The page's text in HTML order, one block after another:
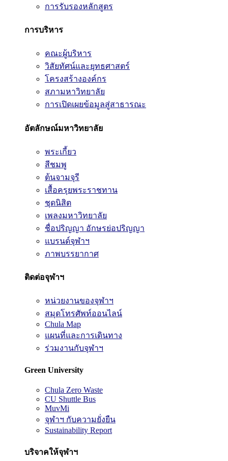
การรับรองหลักสูตร
การบริหาร
คณะผู้บริหาร
วิสัยทัศน์และยุทธศาสตร์
โครงสร้างองค์กร
สภามหาวิทยาลัย
การเปิดเผยข้อมูลสู่สาธารณะ
อัตลักษณ์มหาวิทยาลัย
พระเกี้ยว
สีชมพู
ต้นจามจุรี
เสื้อครุยพระราชทาน
ชุดนิสิต
เพลงมหาวิทยาลัย
ชื่อปริญญา อักษรย่อปริญญา
แบรนด์จุฬาฯ
ภาพบรรยากาศ
ติดต่อจุฬาฯ
หน่วยงานของจุฬาฯ
สมุดโทรศัพท์ออนไลน์
Chula Map
แผนที่และการเดินทาง
ร่วมงานกับจุฬาฯ
Green University
Chula Zero Waste
CU Shuttle Bus
MuvMi
จุฬาฯ กับความยั่งยืน
Sustainability Report
บริจาคให้จุฬาฯ